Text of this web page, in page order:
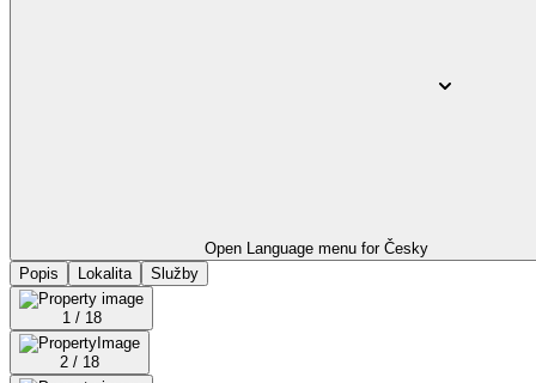
Open Language menu for Česky
Popis
Lokalita Služby
1 / 18
2 / 18